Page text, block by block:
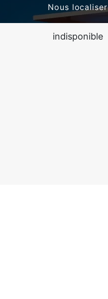
Nous localiser
indisponible